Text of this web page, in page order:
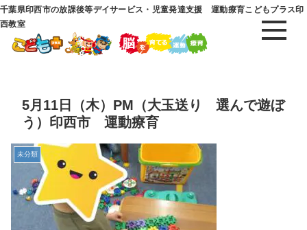
千葉県印西市の放課後等デイサービス・児童発達支援 運動療育こどもプラス印
西教室
5月11日（木）PM（大玉送り 選んで遊ぼ
う）印西市 運動療育
未分類